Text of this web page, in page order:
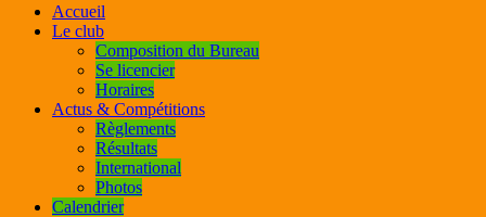
Accueil
Le club
Composition du Bureau
Se licencier
Horaires
Actus & Compétitions
Règlements
Résultats
International
Photos
Calendrier